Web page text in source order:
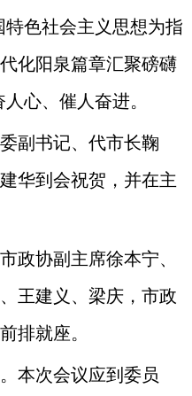
特色社会主义思想为指
化阳泉篇章汇聚磅礴
心、催人奋进。
书记、代市长鞠
华到会祝贺，并在主
协副主席徐本宁、
王建义、梁庆，市政
排就座。
次会议应到委员